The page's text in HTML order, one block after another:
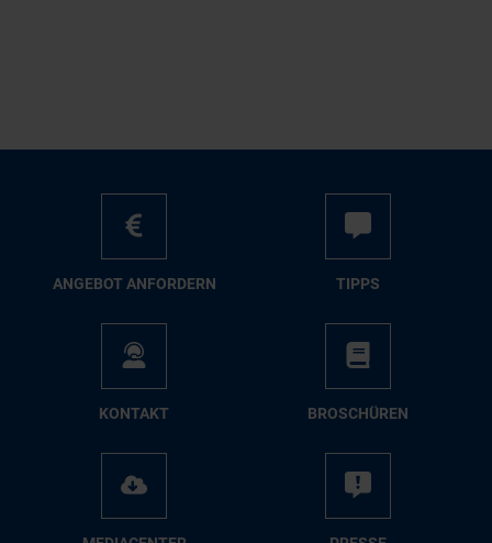
AN­GE­BOT AN­FOR­DERN TIPPS
KON­TAKT BRO­SCHÜ­REN